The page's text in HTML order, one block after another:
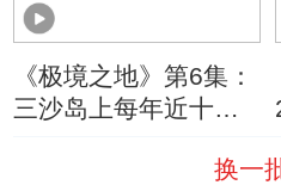
《极境之地》第6集：
三沙岛上每年近十次
换一